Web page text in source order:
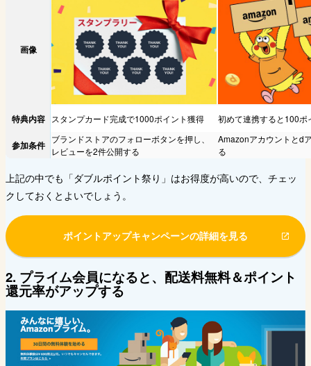
画像
特典内容 スタンプカード完成で1000ポイント獲得 初めて連携すると100ポ
参加条件
ブランドストアのフォローボタンを押し、
レビューを2件公開する
Amazonアカウントとd
る
上記の中でも「ダブルポイント祭り」はお得度が高いので、チェッ
クしておくとよいでしょう。
ポイントアップキャンペーンの詳細を見る
2. プライム会員になると、配送料無料＆ポイント
還元率がアップする